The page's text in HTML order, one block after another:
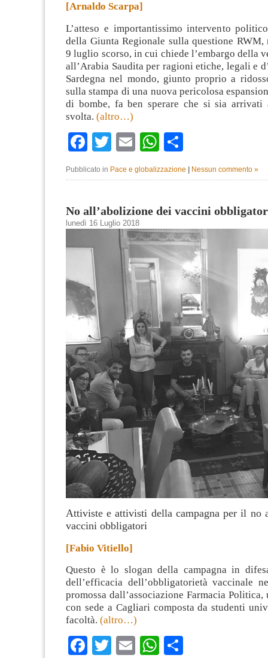
[Arnaldo Scarpa]
L’atteso e importantissimo intervento
della Giunta Regionale sulla questione
9 luglio scorso, in cui chiede l’embargo della
all’Arabia Saudita per ragioni etiche, legali e
Sardegna nel mondo, giunto proprio a
sulla stampa di una nuova pericolosa
di bombe, fa ben sperare che si sia
svolta. (altro…)
Facebook
Twitter
EmailWhatsApp
Pubblicato in Pace e globalizzazione | Nessun commento »
No all’abolizione dei vaccini
lunedì 16 Luglio 2018
Attiviste e attivisti della campagna per il no
vaccini obbligatori
[Fabio Vitiello]
Questo è lo slogan della campagna in
dell’efficacia dell’obbligatorietà vaccinale
promossa dall’associazione Farmacia Politica,
con sede a Cagliari composta da studenti
facoltà. (altro…)
Facebook
TwitterEmailWhatsApp